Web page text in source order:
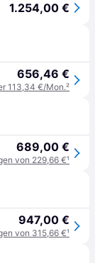
1.254,00 €
656,46 €
113,34 €/Mon.²
689,00 €
von 229,66 €¹
947,00 €
von 315,66 €¹